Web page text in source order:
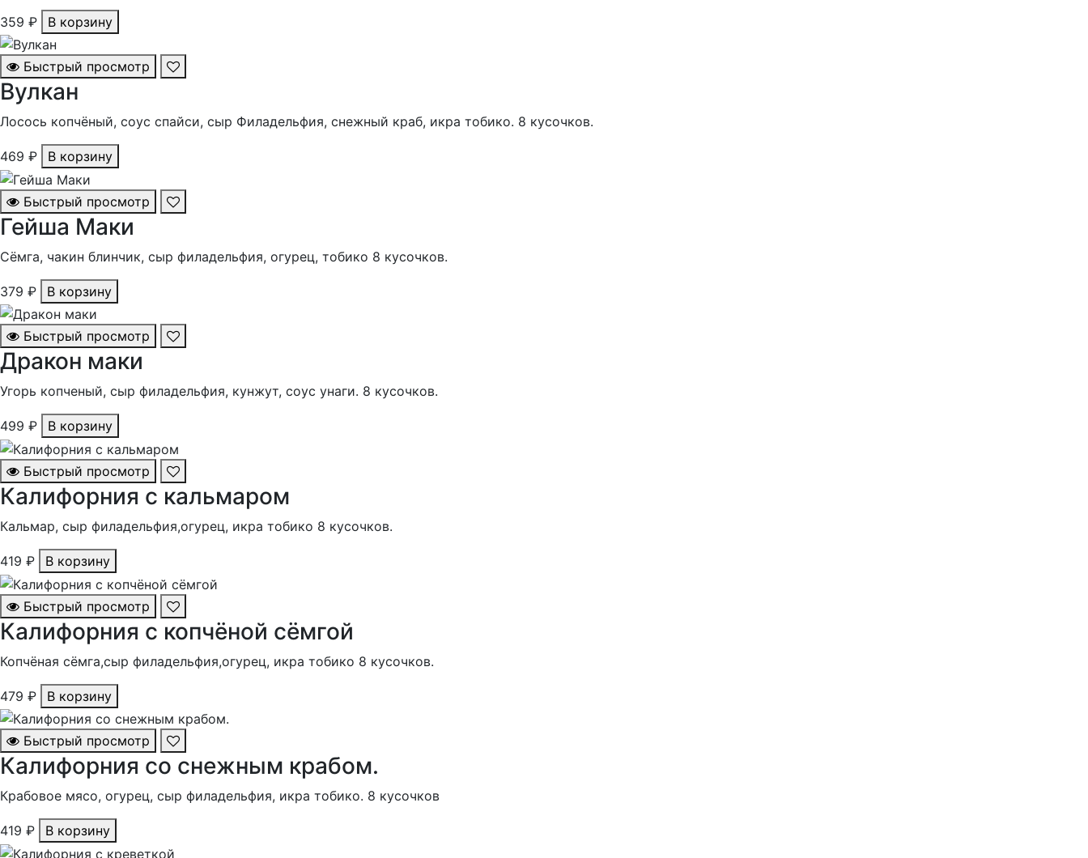
359 ₽ В корзину
Быстрый просмотр
Вулкан
Лосось копчёный, соус спайси, сыр Филадельфия, снежный краб, икра тобико. 8 кусочков.
469 ₽ В корзину
Быстрый просмотр
Гейша Маки
Сëмга, чакин блинчик, сыр филадельфия, огурец, тобико 8 кусочков.
379 ₽ В корзину
Быстрый просмотр
Дракон маки
Угорь копченый, сыр филадельфия, кунжут, соус унаги. 8 кусочков.
499 ₽ В корзину
Быстрый просмотр
Калифорния с кальмаром
Кальмар, сыр филадельфия,огурец, икра тобико 8 кусочков.
419 ₽ В корзину
Быстрый просмотр
Калифорния с копчёной сёмгой
Копчёная сёмга,сыр филадельфия,огурец, икра тобико 8 кусочков.
479 ₽ В корзину
Быстрый просмотр
Калифорния со снежным крабом.
Крабовое мясо, огурец, сыр филадельфия, икра тобико. 8 кусочков
419 ₽ В корзину